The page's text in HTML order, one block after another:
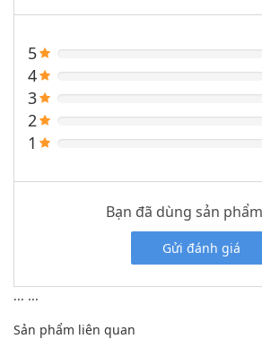
5
4
3
2
1
Bạn đã dùng sản
Gửi đánh giá
... ...
Sản phẩm liên quan